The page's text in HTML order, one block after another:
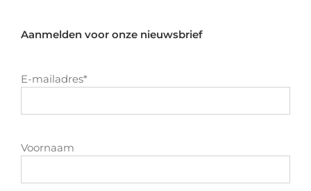
Aanmelden voor onze nieuwsbrief
E-mailadres*
Voornaam